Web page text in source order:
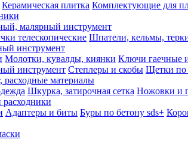
Керамическая плитка Комплектующие для
малярный инструмент
телескопические Шпатели, кельмы,
инструмент
Молотки, кувалды, киянки Ключи гаечные
инструмент Степлеры и скобы Щетки по
материалы
Шкурка, затирочная сетка Ножовки и
Адаптеры и биты Буры по бетону sds+